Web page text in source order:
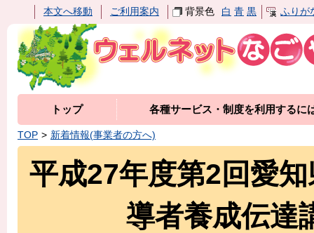
本文へ移動 ご利用案内 背景色 白 青 黒 ふりが
トップ 各種サービス・制度を利用するに
TOP 新着情報(事業者の方へ)
平成27年度第2回愛
導者養成伝達